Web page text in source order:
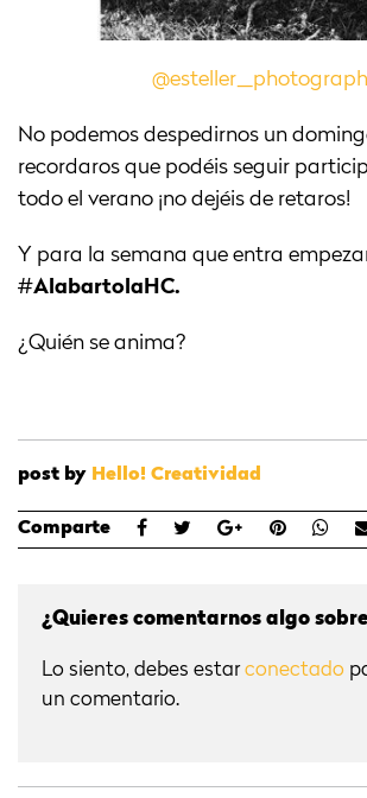
No podemos despedirnos un
recordaros que podéis seguir
todo el verano ¡no dejéis de retaros!
Y para la semana que entra
#AlabartolaHC.
¿Quién se anima?
post by Hello! Creatividad
Comparte
¿Quieres comentarnos algo
Lo siento, debes estarconectado
un comentario.